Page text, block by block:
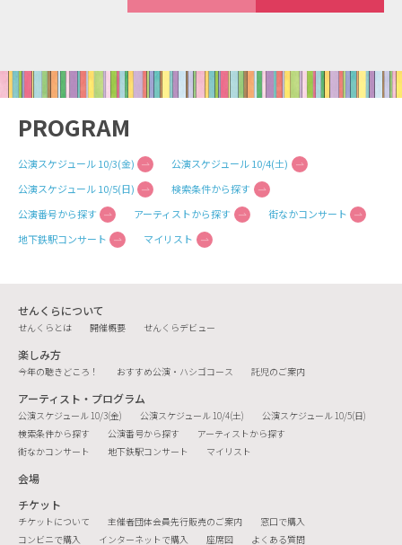
PROGRAM
公演スケジュール 10/3(金)
公演スケジュール 10/4(土)
公演スケジュール 10/5(日)
検索条件から探す
公演番号から探す
アーティストから探す
街なかコンサート
地下鉄駅コンサート
マイリスト
せんくらについて
せんくらとは 開催概要 せんくらデビュー
楽しみ方
今年の聴きどころ！ おすすめ公演・ハシゴコース 託児のご案内
アーティスト・プログラム
公演スケジュール 10/3(金) 公演スケジュール 10/4(土)
公演スケジュール 10/5(日)
検索条件から探す
公演番号から探す
アーティストから探す
街なかコンサート
地下鉄駅コンサート マイリスト
会場
チケット
チケットについて 主催者団体会員先行販売のご案内
窓口で購入
コンビニで購入
インターネットで購入 座席図 よくある質問